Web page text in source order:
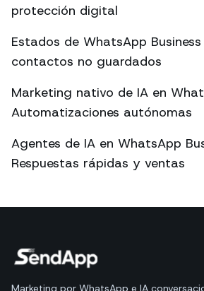
protección digital
Estados de WhatsApp
contactos no guardados
Marketing nativo de IA en
Automatizaciones autónomas
Agentes de IA en WhatsApp
Respuestas rápidas y ventas
Marketing por WhatsApp e IA